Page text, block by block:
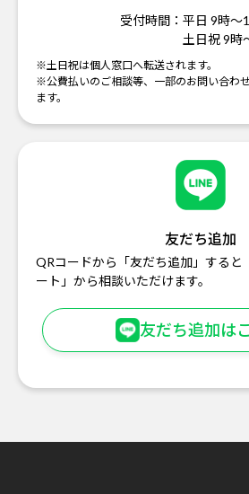
受付時間： 平日 9時～
土日祝 9時
※土日祝は個人窓口へ転送されます。
※公費払いのご相談等、一部のお問い合わ
ます。
友だち追加
QRコードから「友だち追加」すると
ート」から相談いただけます。
友だち追加は